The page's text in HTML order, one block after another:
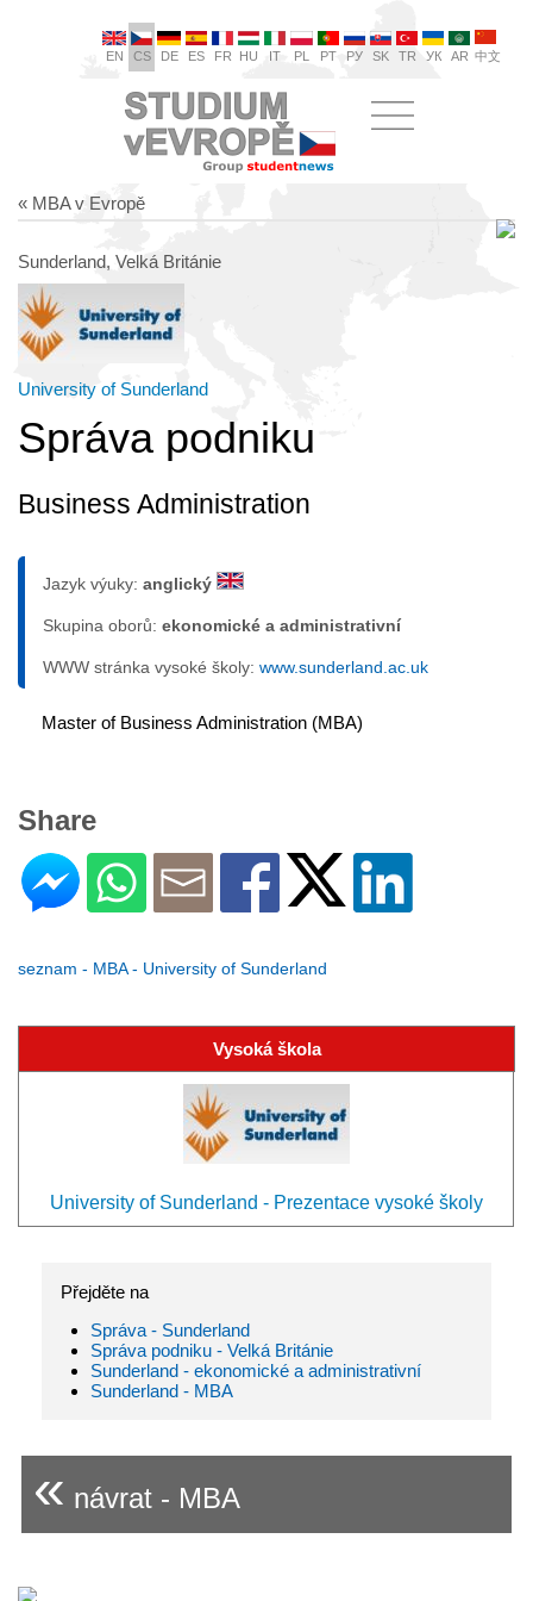
EN CS DE ES FR HU IT PL PT РУ SK TR УК AR 中文
« MBA v Evropě
Sunderland, Velká Británie
University of Sunderland
Správa podniku
Business Administration
Jazyk výuky: anglický
Skupina oborů: ekonomické a administrativní
WWW stránka vysoké školy: www.sunderland.ac.uk
Master of Business Administration (MBA)
Share
seznam - MBA - University of Sunderland
Vysoká škola
University of Sunderland - Prezentace vysoké školy
Přejděte na
Správa - Sunderland
Správa podniku - Velká Británie
Sunderland - ekonomické a administrativní
Sunderland - MBA
« návrat - MBA